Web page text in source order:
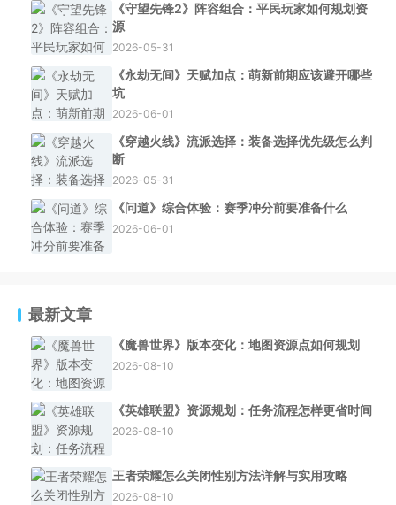
《守望先锋2》阵容组合：平民玩家如何规划资
源
2026-05-31
《永劫无间》天赋加点：萌新前期应该避开哪些
坑
2026-06-01
《穿越火线》流派选择：装备选择优先级怎么判
断
2026-05-31
《问道》综合体验：赛季冲分前要准备什么
2026-06-01
最新文章
《魔兽世界》版本变化：地图资源点如何规划
2026-08-10
《英雄联盟》资源规划：任务流程怎样更省时间
2026-08-10
王者荣耀怎么关闭性别方法详解与实用攻略
2026-08-10